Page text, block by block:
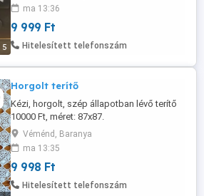
5
ma 13:36
9 999 Ft
Hitelesített telefonszám
Horgolt terítő
Kézi, horgolt, szép állapotban lévő terítő
10000 Ft, méret: 87x87.
Véménd, Baranya
ma 13:35
9 998 Ft
Hitelesített telefonszám